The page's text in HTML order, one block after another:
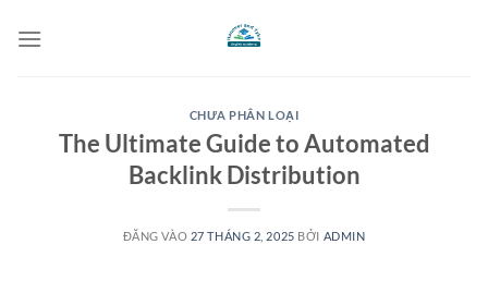
qua
CHƯA PHÂN LOẠI
The Ultimate Guide to Automated
Backlink Distribution
ĐĂNG VÀO 27 THÁNG 2, 2025 BỞI ADMIN